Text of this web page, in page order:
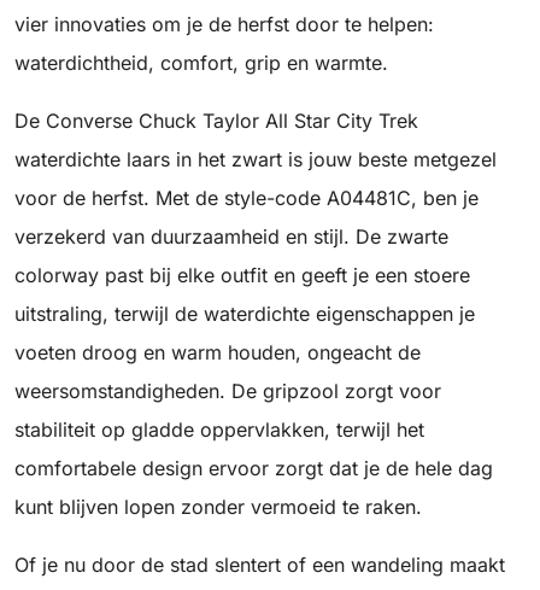
vier innovaties om je de herfst door te helpen:
waterdichtheid, comfort, grip en warmte.
De Converse Chuck Taylor All Star City Trek
waterdichte laars in het zwart is jouw beste metgezel
voor de herfst. Met de style-code A04481C, ben je
verzekerd van duurzaamheid en stijl. De zwarte
colorway past bij elke outfit en geeft je een stoere
uitstraling, terwijl de waterdichte eigenschappen je
voeten droog en warm houden, ongeacht de
weersomstandigheden. De gripzool zorgt voor
stabiliteit op gladde oppervlakken, terwijl het
comfortabele design ervoor zorgt dat je de hele dag
kunt blijven lopen zonder vermoeid te raken.
Of je nu door de stad slentert of een wandeling maakt